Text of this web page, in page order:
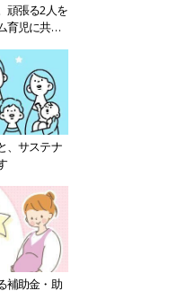
頑張る2人を
育児に共感
、サステナ
補助金・助